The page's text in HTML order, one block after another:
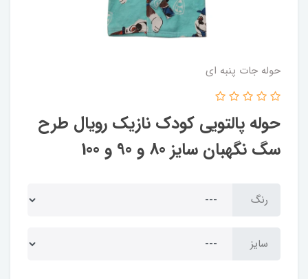
حوله جات پنبه ای
حوله پالتویی کودک نازیک رویال طرح
سگ نگهبان سایز 80 و 90 و 100
رنگ
سایز